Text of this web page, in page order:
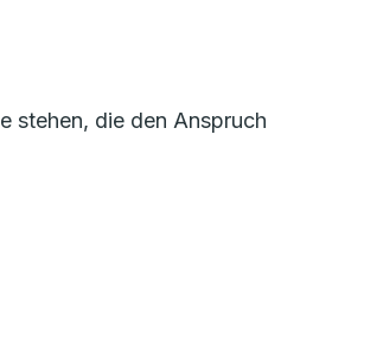
stehen, die den Anspruch